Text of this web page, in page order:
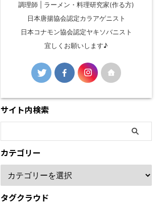
調理師 | ラーメン・料理研究家(作る方)
日本唐揚協会認定カラアゲニスト
日本コナモン協会認定ヤキソバニスト
宜しくお願いします♪
サイト内検索
カテゴリー
タグクラウド